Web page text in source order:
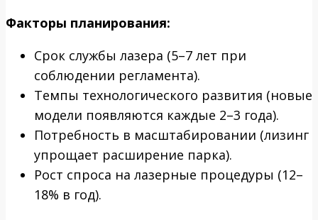
Факторы планирования:
Срок службы лазера (5–7 лет при
соблюдении регламента).
Темпы технологического развития (новые
модели появляются каждые 2–3 года).
Потребность в масштабировании (лизинг
упрощает расширение парка).
Рост спроса на лазерные процедуры (12–
18% в год).